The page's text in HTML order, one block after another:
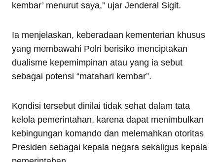
kembar’ menurut saya,” ujar Jenderal Sigit.
Ia menjelaskan, keberadaan kementerian khusus
yang membawahi Polri berisiko menciptakan
dualisme kepemimpinan atau yang ia sebut
sebagai potensi “matahari kembar”.
Kondisi tersebut dinilai tidak sehat dalam tata
kelola pemerintahan, karena dapat menimbulkan
kebingungan komando dan melemahkan otoritas
Presiden sebagai kepala negara sekaligus kepala